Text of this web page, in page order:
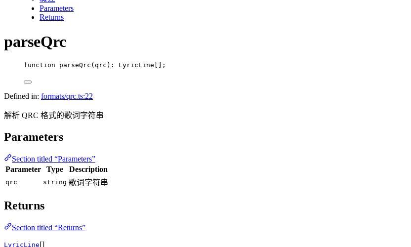
Parameters
Returns
parseQrc
function parseQrc ( qrc ) : LyricLine [];
Defined in: formats/qrc.ts:22
解析 QRC 格式的歌词字符串
Parameters
Section titled “Parameters”
Parameter
Type Description
qrc string 歌词字符串
Returns
Section titled “Returns”
LyricLine[]